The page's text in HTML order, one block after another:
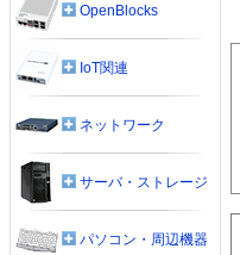
OpenBlocks
IoT関連
ネットワーク
サーバ・ストレージ
パソコン・周辺機器